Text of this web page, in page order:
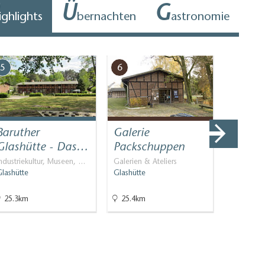
ighlights Übernachten Gastronomie
5
- Das…
Museen, …
25.3km
6
Galerie
Packschuppen
Galerien & Ateliers
Glashütte
25.4km